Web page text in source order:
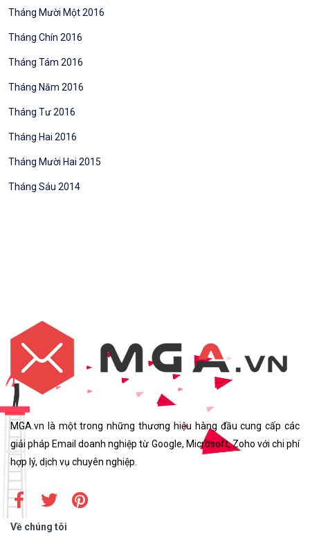
Tháng Mười Một 2016
Tháng Chín 2016
Tháng Tám 2016
Tháng Năm 2016
Tháng Tư 2016
Tháng Hai 2016
Tháng Mười Hai 2015
Tháng Sáu 2014
MGA.vn là một trong những thương hiệu hàng đầu cung cấp các
giải pháp Email doanh nghiệp từ Google, Microsoft, Zoho với chi phí
hợp lý, dịch vụ chuyên nghiệp.
Về chúng tôi